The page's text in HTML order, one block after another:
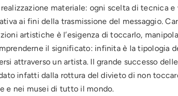
materiale: ogni scelta di tecnica e
ai fini della trasmissione del messaggio.
artistiche è l’esigenza di toccarlo,
il significato: infinita è la tipologia
attraverso un artista. Il grande successo
infatti dalla rottura del divieto di non
e nei musei di tutto il mondo.